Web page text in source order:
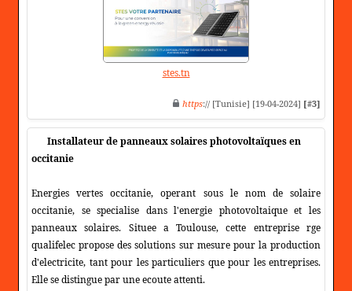
stes.tn
https:// [Tunisie] [19-04-2024] [#3]
Installateur de panneaux solaires photovoltaïques en
occitanie
Energies vertes occitanie, operant sous le nom de solaire
occitanie, se specialise dans l'energie photovoltaique et les
panneaux solaires. Situee a Toulouse, cette entreprise rge
qualifelec propose des solutions sur mesure pour la production
d'electricite, tant pour les particuliers que pour les entreprises.
Elle se distingue par une ecoute attenti.